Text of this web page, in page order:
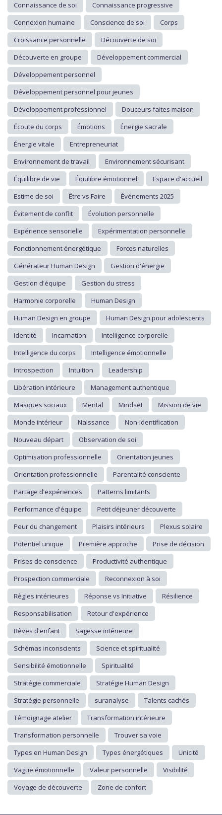
Connaissance de soi
Connaissance progressive
Connexion humaine
Conscience de soi
Corps
Croissance personnelle
Découverte de soi
Découverte en groupe
Développement commercial
Développement personnel
Développement personnel pour jeunes
Développement professionnel
Douceurs faites maison
Écoute du corps
Émotions
Énergie sacrale
Énergie vitale
Entrepreneuriat
Environnement de travail
Environnement sécurisant
Équilibre de vie
Équilibre émotionnel
Espace d'accueil
Estime de soi
Être vs Faire
Événements 2025
Évitement de conflit
Évolution personnelle
Expérience sensorielle
Expérimentation personnelle
Fonctionnement énergétique
Forces naturelles
Générateur Human Design
Gestion d'énergie
Gestion d'équipe
Gestion du stress
Harmonie corporelle
Human Design
Human Design en groupe
Human Design pour adolescents
Identité
Incarnation
Intelligence corporelle
Intelligence du corps
Intelligence émotionnelle
Introspection
Intuition
Leadership
Libération intérieure
Management authentique
Masques sociaux
Mental Mindset
Mission de vie
Monde intérieur
Naissance
Non-identification
Nouveau départ
Observation de soi
Optimisation professionnelle
Orientation jeunes
Orientation professionnelle
Parentalité consciente
Partage d'expériences
Patterns limitants
Performance d'équipe
Petit déjeuner découverte
Peur du changement
Plaisirs intérieurs
Plexus solaire
Potentiel unique
Première approche
Prise de décision
Prises de conscience
Productivité authentique
Prospection commerciale
Reconnexion à soi
Règles intérieures
Réponse vs Initiative
Résilience
Responsabilisation
Retour d'expérience
Rêves d'enfant
Sagesse intérieure
Schémas inconscients
Science et spiritualité
Sensibilité émotionnelle
Spiritualité
Stratégie commerciale
Stratégie Human Design
Stratégie personnelle
suranalyse
Talents cachés
Témoignage atelier
Transformation intérieure
Transformation personnelle
Trouver sa voie
Types en Human Design
Types énergétiques
Unicité
Vague émotionnelle
Valeur personnelle
Visibilité
Voyage de découverte
Zone de confort